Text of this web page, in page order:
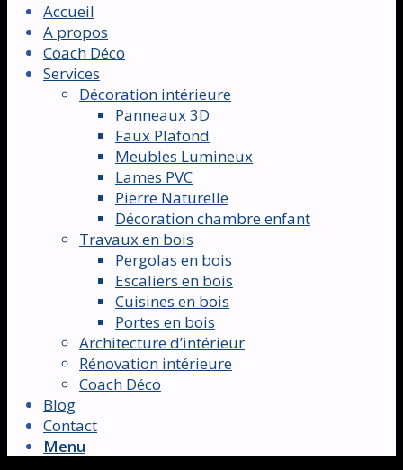
Accueil
A propos
Coach Déco
Services
Décoration intérieure
Panneaux 3D
Faux Plafond
Meubles Lumineux
Lames PVC
Pierre Naturelle
Décoration chambre enfant
Travaux en bois
Pergolas en bois
Escaliers en bois
Cuisines en bois
Portes en bois
Architecture d’intérieur
Rénovation intérieure
Coach Déco
Blog
Contact
Menu